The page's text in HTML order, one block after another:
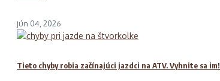
jún 04, 2026
Tieto chyby robia začínajúci jazdci na ATV. Vyhnite sa im!